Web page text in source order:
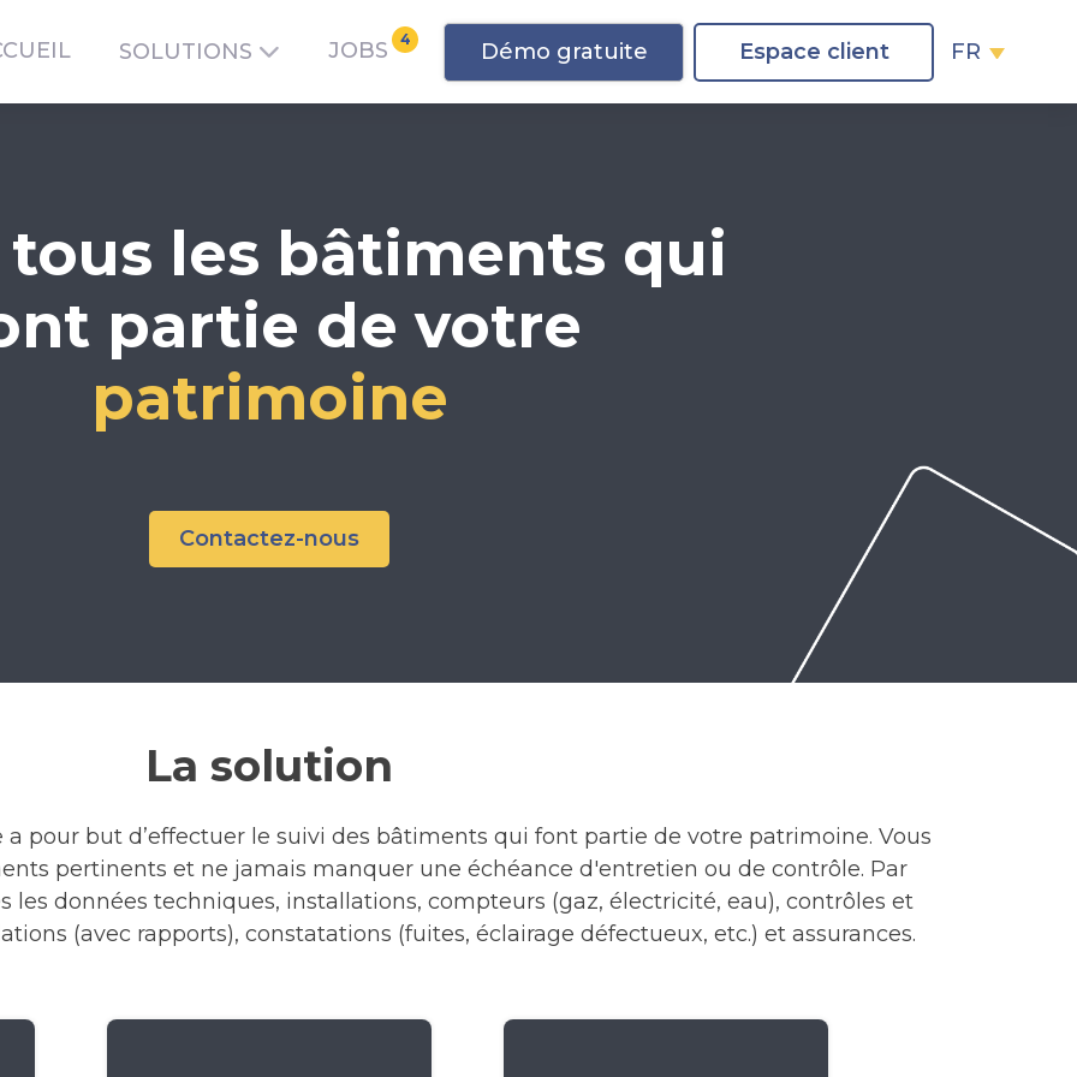
SOLUTIONS JOBS 4 Démo gratuite Espace client FR
tous les bâtiments qui
partie de votre
patrimoine
Contactez-nous
La solution
pour but d’effectuer le suivi des bâtiments qui font partie de votre patrimoine. Vous
pertinents et ne jamais manquer une échéance d'entretien ou de contrôle. Par
les données techniques, installations, compteurs (gaz, électricité, eau), contrôles et
(avec rapports), constatations (fuites, éclairage défectueux, etc.) et assurances.